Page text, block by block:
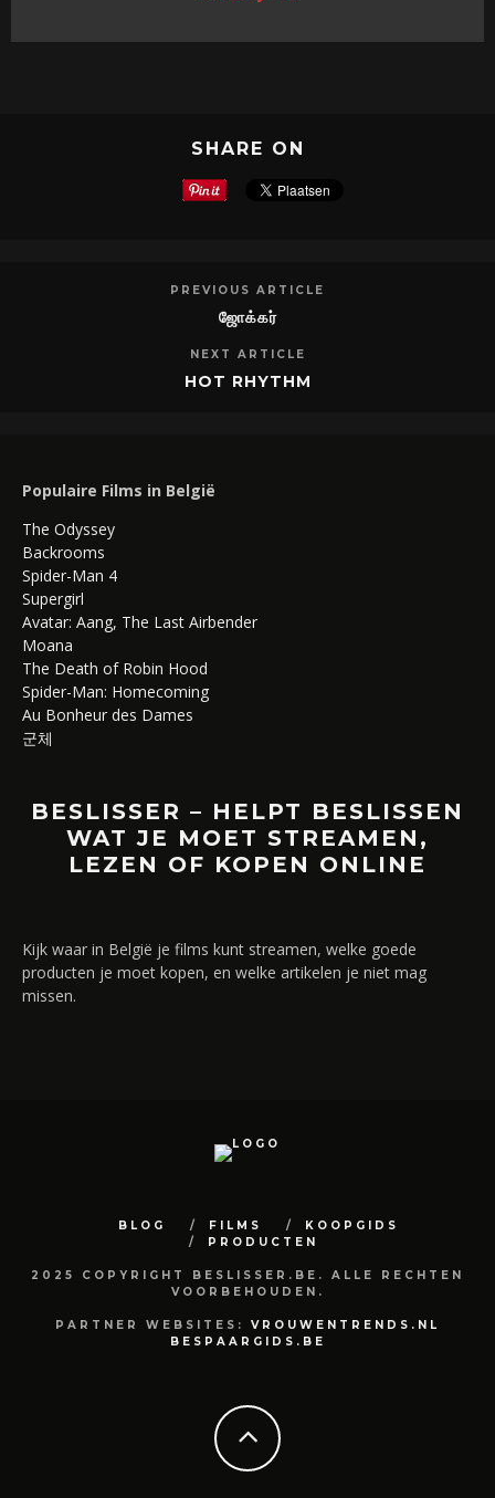
SHARE ON
PREVIOUS ARTICLE
ஜோக்கர்
NEXT ARTICLE
HOT RHYTHM
Populaire Films in België
The Odyssey
Backrooms
Spider-Man 4
Supergirl
Avatar: Aang, The Last Airbender
Moana
The Death of Robin Hood
Spider-Man: Homecoming
Au Bonheur des Dames
군체
BESLISSER – HELPT BESLISSEN
WAT JE MOET STREAMEN,
LEZEN OF KOPEN ONLINE
Kijk waar in België je films kunt streamen, welke goede
producten je moet kopen, en welke artikelen je niet mag
missen.
BLOG FILMS
KOOPGIDS
PRODUCTEN
2025 COPYRIGHT BESLISSER.BE. ALLE RECHTEN
VOORBEHOUDEN.
PARTNER WEBSITES: VROUWENTRENDS.NL
BESPAARGIDS.BE